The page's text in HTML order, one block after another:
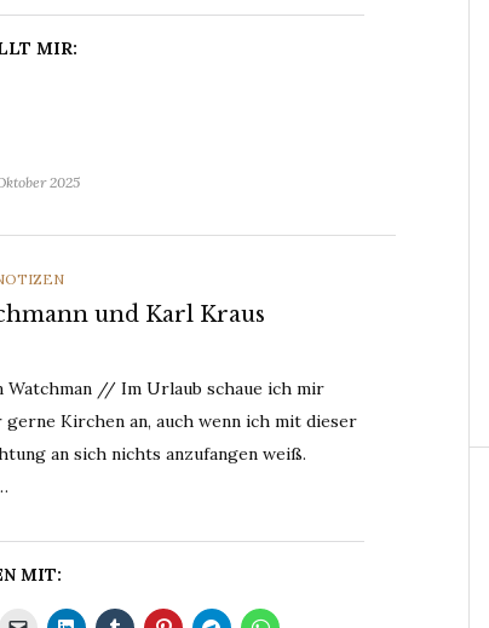
MIR:
2025
und Karl Kraus
// Im Urlaub schaue ich mir
gerne Kirchen an, auch wenn ich mit dieser
an sich nichts anzufangen weiß.
MIT: